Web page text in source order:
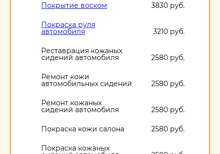
Покрытие воском 3830 руб.
Покраска руля
автомобиля 3210 руб.
Реставрация кожаных
сидений автомобиля 2580 руб.
Ремонт кожи
автомобильных сидений 2580 руб.
Ремонт кожаных
сидений автомобиля 2580 руб.
Покраска кожи салона 2580 руб.
Покраска кожаных